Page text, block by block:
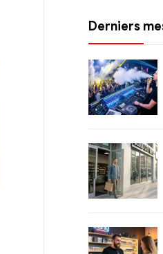
Derniers